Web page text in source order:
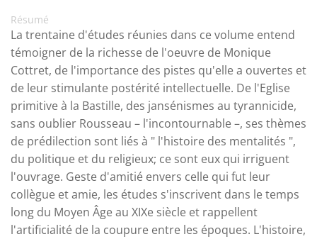
Résumé
La trentaine d'études réunies dans ce volume entend
témoigner de la richesse de l'oeuvre de Monique
Cottret, de l'importance des pistes qu'elle a ouvertes et
de leur stimulante postérité intellectuelle. De l'Eglise
primitive à la Bastille, des jansénismes au tyrannicide,
sans oublier Rousseau – l'incontournable –, ses thèmes
de prédilection sont liés à " l'histoire des mentalités ",
du politique et du religieux; ce sont eux qui irriguent
l'ouvrage. Geste d'amitié envers celle qui fut leur
collègue et amie, les études s'inscrivent dans le temps
long du Moyen Âge au XIXe siècle et rappellent
l'artificialité de la coupure entre les époques. L'histoire,